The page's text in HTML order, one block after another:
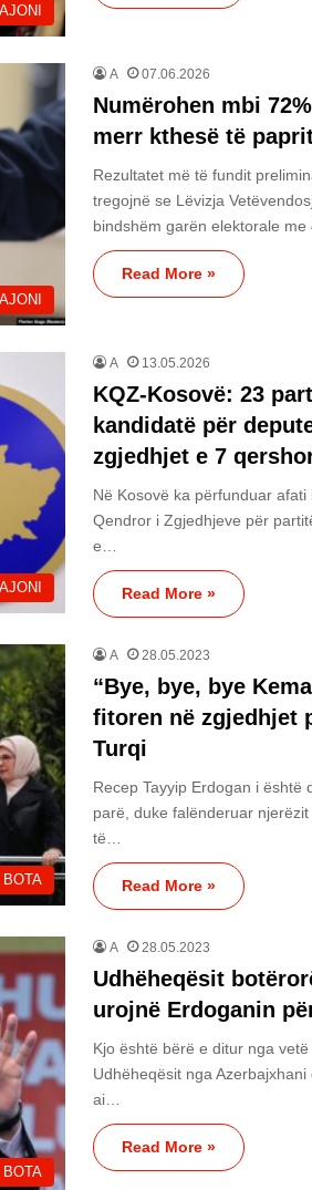
A 07.06.2026
Numërohen mbi
merr kthesë të
Rezultatet më të fundit
tregojnë se Lëvizja
bindshëm garën elektorale me
Read More »
A 13.05.2026
KQZ-Kosovë: 23
kandidatë për
zgjedhjet e 7
Në Kosovë ka përfunduar
Qendror i Zgjedhjeve për
e…
Read More »
BOTA
A 28.05.2023
“Bye, bye, bye
fitoren në zgjedhjet
Turqi
Recep Tayyip Erdogan i është
parë, duke falënderuar
të…
Read More »
BOTA
A 28.05.2023
Udhëheqësit
urojnë Erdoganin
Kjo është bërë e ditur nga vetë
Udhëheqësit nga
ai…
Read More »